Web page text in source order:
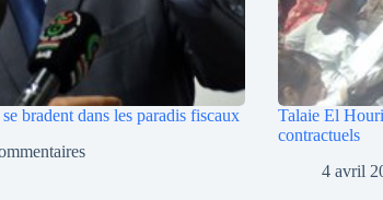
bradent dans les paradis fiscaux
Talaie El
contractuels
4 avril